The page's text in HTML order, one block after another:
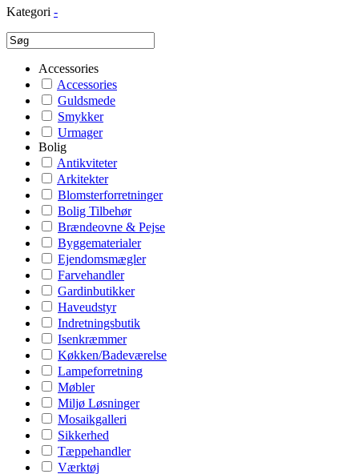
Kategori -
Accessories
Accessories
Guldsmede
Smykker
Urmager
Bolig
Antikviteter
Arkitekter
Blomsterforretninger
Bolig Tilbehør
Brændeovne & Pejse
Byggematerialer
Ejendomsmægler
Farvehandler
Gardinbutikker
Haveudstyr
Indretningsbutik
Isenkræmmer
Køkken/Badeværelse
Lampeforretning
Møbler
Miljø Løsninger
Mosaikgalleri
Sikkerhed
Tæppehandler
Værktøj